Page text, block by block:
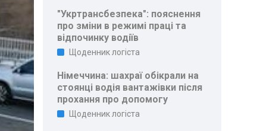
"Укртрансбезпека": пояснення
про зміни в режимі праці та
відпочинку водіїв
Щоденник логіста
Німеччина: шахраї обікрали на
стоянці водія вантажівки після
прохання про допомогу
Щоденник логіста